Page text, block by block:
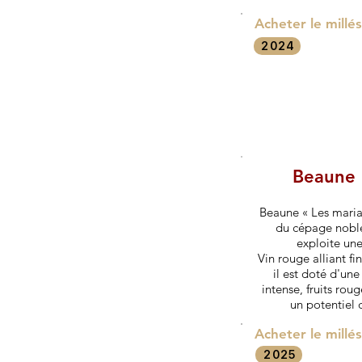
Acheter le
2024
Beaune « Les
du cépage
exploite
Vin rouge alliant
il est doté
intense, fruits
un potentiel
Acheter le
2025